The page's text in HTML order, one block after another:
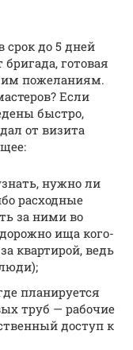
срок до 5 дней
готовая
пожеланиям.
Если
быстро,
от визита
нужно ли
расходные
за ними во
ища кого-
квартирой, ведь
планируется
труб — рабочие
доступ к